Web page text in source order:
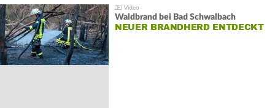
Waldbrand bei Bad Schwalbach
NEUER BRANDHERD ENTDECKT